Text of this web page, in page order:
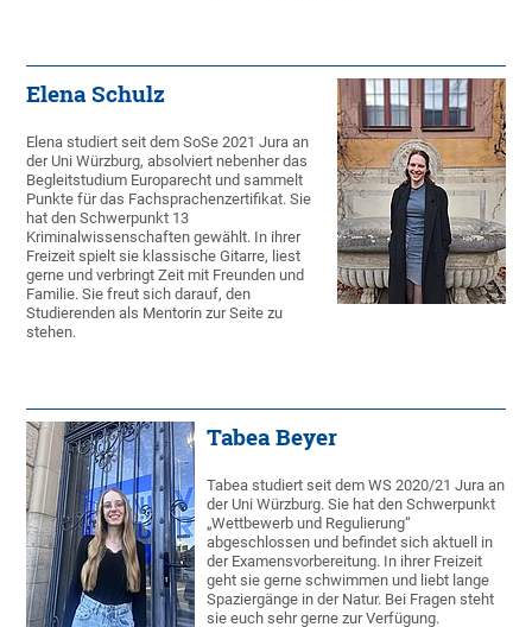
Elena Schulz
Elena studiert seit dem SoSe 2021 Jura an
der Uni Würzburg, absolviert nebenher das
Begleitstudium Europarecht und sammelt
Punkte für das Fachsprachenzertifikat. Sie
hat den Schwerpunkt 13
Kriminalwissenschaften gewählt. In ihrer
Freizeit spielt sie klassische Gitarre, liest
gerne und verbringt Zeit mit Freunden und
Familie. Sie freut sich darauf, den
Studierenden als Mentorin zur Seite zu
stehen.
Tabea Beyer
Tabea studiert seit dem WS 2020/21 Jura an
der Uni Würzburg. Sie hat den Schwerpunkt
„Wettbewerb und Regulierung“
abgeschlossen und befindet sich aktuell in
der Examensvorbereitung. In ihrer Freizeit
geht sie gerne schwimmen und liebt lange
Spaziergänge in der Natur. Bei Fragen steht
sie euch sehr gerne zur Verfügung.